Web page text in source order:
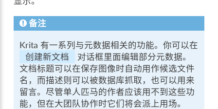
备注
Krita 有一系列与元数据相关的功能。你可以在
创建新文档
对话框里面编辑部分元数据。
文档标题可以在保存图像时自动用作候选文件
名，而描述则可以被数据库抓取，也可以用来
留言。尽管单人匹马的作者应该用不到这些功
能，但在大团队协作时它们将会派上用场。